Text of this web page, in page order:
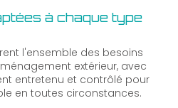
à chaque type
l'ensemble des besoins
extérieur, avec
entretenu et contrôlé pour
en toutes circonstances.